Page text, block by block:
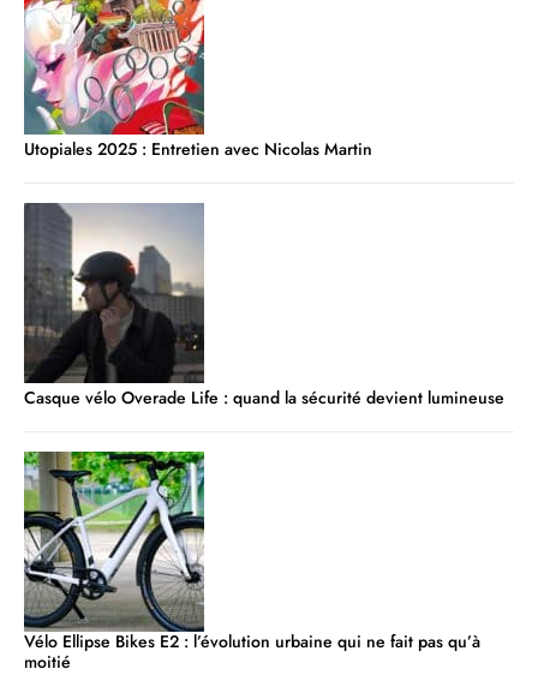
Utopiales 2025 : Entretien avec Nicolas Martin
Casque vélo Overade Life : quand la sécurité devient lumineuse
Vélo Ellipse Bikes E2 : l’évolution urbaine qui ne fait pas qu’à
moitié